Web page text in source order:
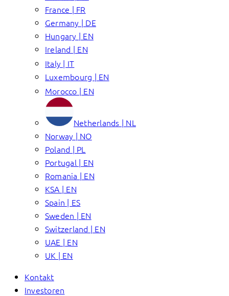
France | FR
Germany | DE
Hungary | EN
Ireland | EN
Italy | IT
Luxembourg | EN
Morocco | EN
Netherlands | NL
Norway | NO
Poland | PL
Portugal | EN
Romania | EN
KSA | EN
Spain | ES
Sweden | EN
Switzerland | EN
UAE | EN
UK | EN
Kontakt
Investoren